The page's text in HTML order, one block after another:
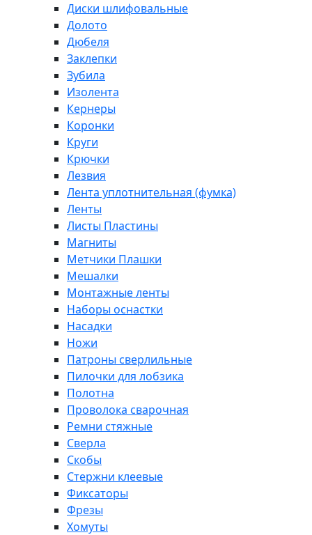
Диски шлифовальные
Долото
Дюбеля
Заклепки
Зубила
Изолента
Кернеры
Коронки
Круги
Крючки
Лезвия
Лента уплотнительная (фумка)
Ленты
Листы Пластины
Магниты
Метчики Плашки
Мешалки
Монтажные ленты
Наборы оснастки
Насадки
Ножи
Патроны сверлильные
Пилочки для лобзика
Полотна
Проволока сварочная
Ремни стяжные
Сверла
Скобы
Стержни клеевые
Фиксаторы
Фрезы
Хомуты